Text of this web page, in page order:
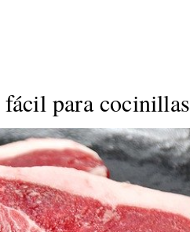
para cocinillas